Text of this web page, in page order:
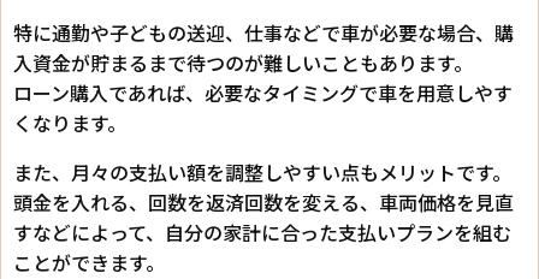
特に通勤や子どもの送迎、仕事などで車が必要な場合、購
入資金が貯まるまで待つのが難しいこともあります。
ローン購入であれば、必要なタイミングで車を用意しやす
くなります。
また、月々の支払い額を調整しやすい点もメリットです。
頭金を入れる、回数を返済回数を変える、車両価格を見直
すなどによって、自分の家計に合った支払いプランを組む
ことができます。